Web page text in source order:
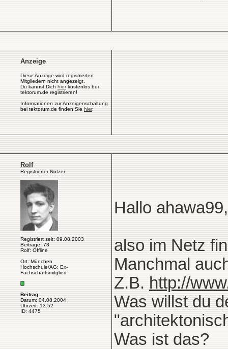
Anzeige
Diese Anzeige wird registrierten
Mitgliedern nicht angezeigt.
Du kannst Dich hierkostenlos bei
tektorum.de registrieren!
Informationen zur Anzeigenschaltung
bei tektorum.de finden Sie hier.
Rolf
Registrierter Nutzer
Registriert seit: 09.08.2003
Beiträge: 73
Rolf: Offline
Ort: München
Hochschule/AG: Ex-
Fachschaftsmitglied
Beitrag
Datum: 04.08.2004
Uhrzeit: 13:52
ID: 4475
Hallo ahawa99,
also im Netz
Manchmal
Z.B. http://
Was willst du
Was ist das?